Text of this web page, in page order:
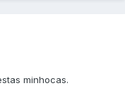
minhocas.